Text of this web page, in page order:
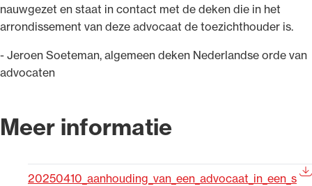
nauwgezet en staat in contact met de deken die in het
arrondissement van deze advocaat de toezichthouder is.
- Jeroen Soeteman, algemeen deken Nederlandse orde van
advocaten
Meer informatie
20250410_aanhouding_van_een_advocaat_in_een_s